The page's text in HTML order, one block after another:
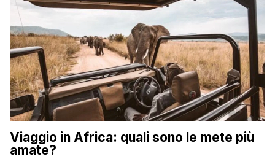
Viaggio in Africa: quali sono le mete più
amate?